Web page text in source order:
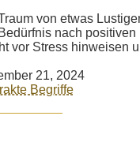
von etwas
nach
vor Stress hinweisen
21, 2024
Begriffe